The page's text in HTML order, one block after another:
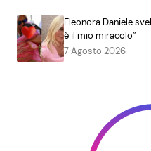
Eleonora Daniele
è il mio miracolo”
7 Agosto 2026